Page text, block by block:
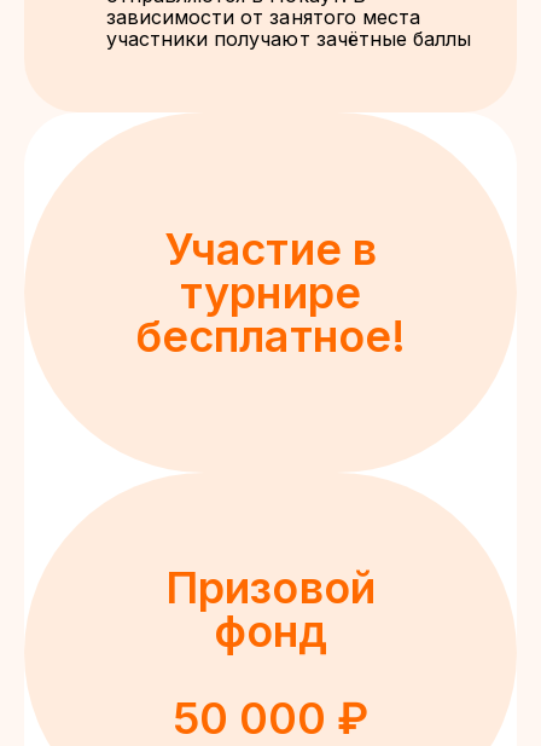
зависимости от занятого места
участники получают зачётные баллы
Участие в
турнире
бесплатное!
Призовой
фонд
50 000 ₽